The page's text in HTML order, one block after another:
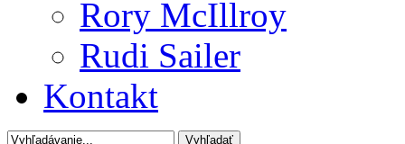
Rory McIllroy
Rudi Sailer
Kontakt